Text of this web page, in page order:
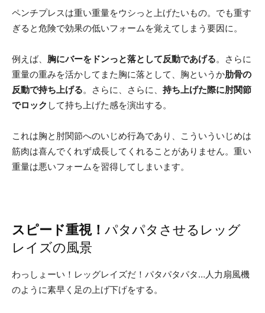
ペンチプレスは重い重量をウシっと上げたいもの。でも重す
ぎると危険で効果の低いフォームを覚えてしまう要因に。
例えば、 胸にバーをドンっと落として反動であげる。さらに
重量の重みを活かしてまた胸に落として、胸というか肋骨の
反動で持ち上げる。さらに、さらに、 持ち上げた際に肘関節
でロック して持ち上げた感を演出する。
これは胸と肘関節へのいじめ行為であり、こういういじめは
筋肉は喜んでくれず成長してくれることがありません。重い
重量は悪いフォームを習得してしまいます。
スピード重視！ パタパタさせるレッグ
レイズの風景
わっしょーい！レッグレイズだ！パタパタパタ…人力扇風機
のように素早く足の上げ下げをする。